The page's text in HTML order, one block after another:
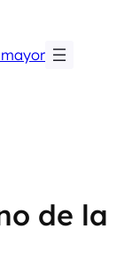
de la